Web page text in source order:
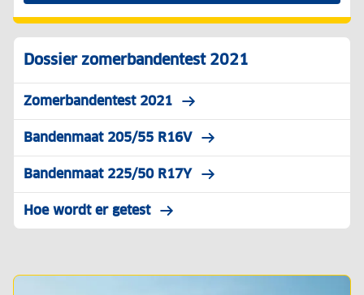
Dossier zomerbandentest 2021
Zomerbandentest 2021
Bandenmaat 205/55 R16V
Bandenmaat 225/50 R17Y
Hoe wordt er getest